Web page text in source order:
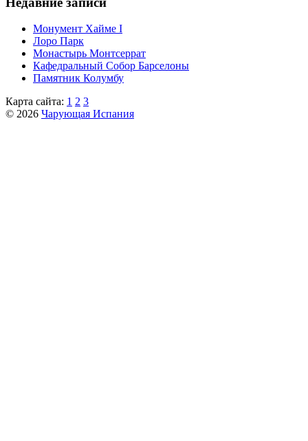
Монумент Хайме I
Лоро Парк
Монастырь Монтсеррат
Кафeдрaльный Собор Барселоны
Пaмятник Колумбу
Карта сайта: 1 2 3
© 2026 Чарующая Испания